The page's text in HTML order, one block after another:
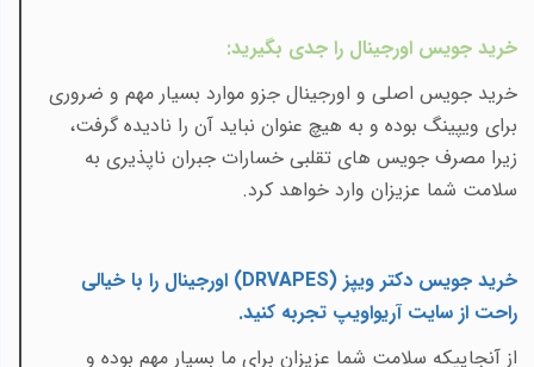
خرید جویس اورجینال را جدی بگیرید:
خرید جویس اصلی و اورجینال جزو موارد بسیار مهم و ضروری
برای ویپینگ بوده و به هیچ عنوان نباید آن را نادیده گرفت،
زیرا مصرف جویس های تقلبی خسارات جبران ناپذیری به
سلامت شما عزیزان وارد خواهد کرد.
خرید جویس دکتر ویپز (DRVAPES) اورجینال را با خیالی
راحت از سایت آریواویپ تجربه کنید.
از آنجاییکه سلامت شما عزیزان برای ما بسیار مهم بوده و